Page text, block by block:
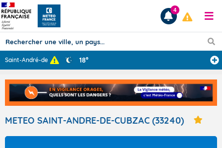
Prévisions
TOUS LES RÉSULTATS
Articles
4
Saint-André-de- ... 18°
METEO SAINT-ANDRE-DE-CUBZAC (33240)